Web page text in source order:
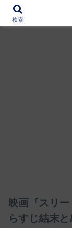
12000作品
映画『スリ
らすじ結末と
検索